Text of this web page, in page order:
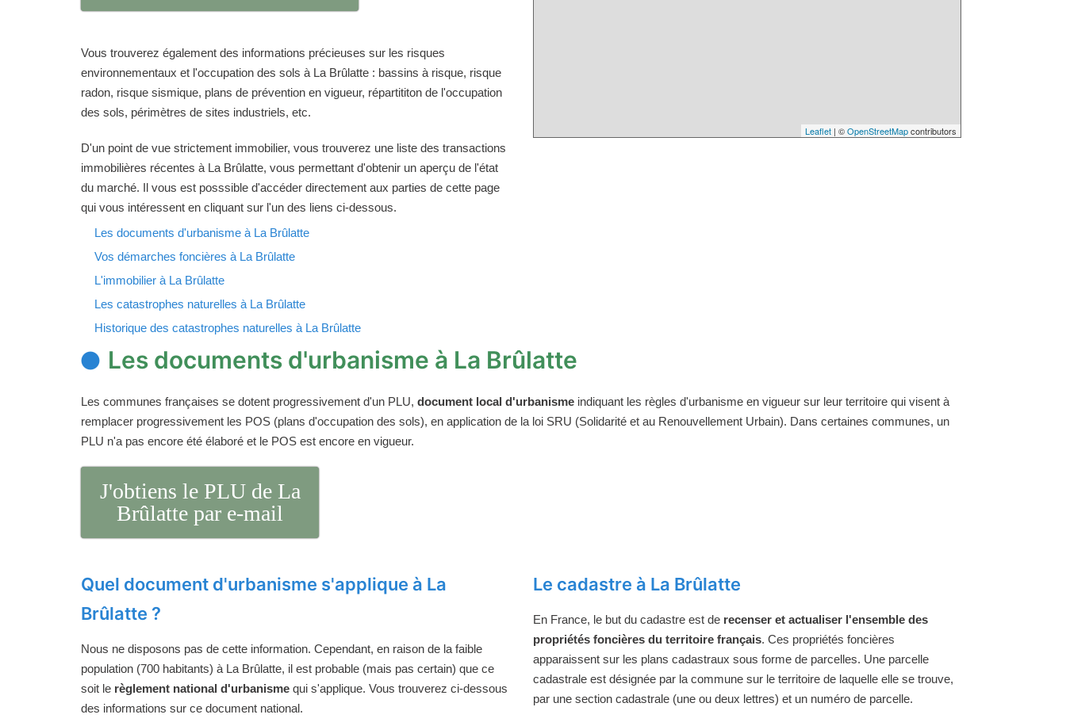
Vous trouverez également des informations précieuses sur les risques
environnementaux et l'occupation des sols à La Brûlatte : bassins à risque, risque
radon, risque sismique, plans de prévention en vigueur, répartititon de l'occupation
des sols, périmètres de sites industriels, etc.
D'un point de vue strictement immobilier, vous trouverez une liste des transactions
immobilières récentes à La Brûlatte, vous permettant d'obtenir un aperçu de l'état
du marché. Il vous est posssible d'accéder directement aux parties de cette page
qui vous intéressent en cliquant sur l'un des liens ci-dessous.
Les documents d'urbanisme à La Brûlatte
Vos démarches foncières à La Brûlatte
L'immobilier à La Brûlatte
Les catastrophes naturelles à La Brûlatte
Historique des catastrophes naturelles à La Brûlatte
Leaflet | ©OpenStreetMapcontributors
Les documents d'urbanisme à La Brûlatte
Les communes françaises se dotent progressivement d'un PLU, document local d'urbanisme indiquant les règles d'urbanisme en vigueur sur leur territoire qui visent à
remplacer progressivement les POS (plans d'occupation des sols), en application de la loi SRU (Solidarité et au Renouvellement Urbain). Dans certaines communes, un
PLU n'a pas encore été élaboré et le POS est encore en vigueur.
J'obtiens le PLU de La
Brûlatte par e-mail
Quel document d'urbanisme s'applique à La
Brûlatte ?
Nous ne disposons pas de cette information. Cependant, en raison de la faible
population (700 habitants) à La Brûlatte, il est probable (mais pas certain) que ce
soit le règlement national d'urbanisme qui s'applique. Vous trouverez ci-dessous
des informations sur ce document national.
Le cadastre à La Brûlatte
En France, le but du cadastre est de recenser et actualiser l'ensemble des
propriétés foncières du territoire français. Ces propriétés foncières
apparaissent sur les plans cadastraux sous forme de parcelles. Une parcelle
cadastrale est désignée par la commune sur le territoire de laquelle elle se trouve,
par une section cadastrale (une ou deux lettres) et un numéro de parcelle.